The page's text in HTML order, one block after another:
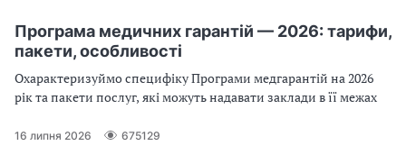
Програма медичних гарантій — 2026: тарифи,
пакети, особливості
Охарактеризуймо специфіку Програми медгарантій на 2026
рік та пакети послуг, які можуть надавати заклади в її межах
16 липня 2026 675129